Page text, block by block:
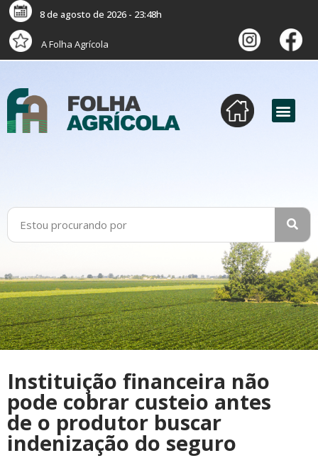
8 de agosto de 2026 - 23:48h
A Folha Agrícola
Instituição financeira não
pode cobrar custeio antes
de o produtor buscar
indenização do seguro